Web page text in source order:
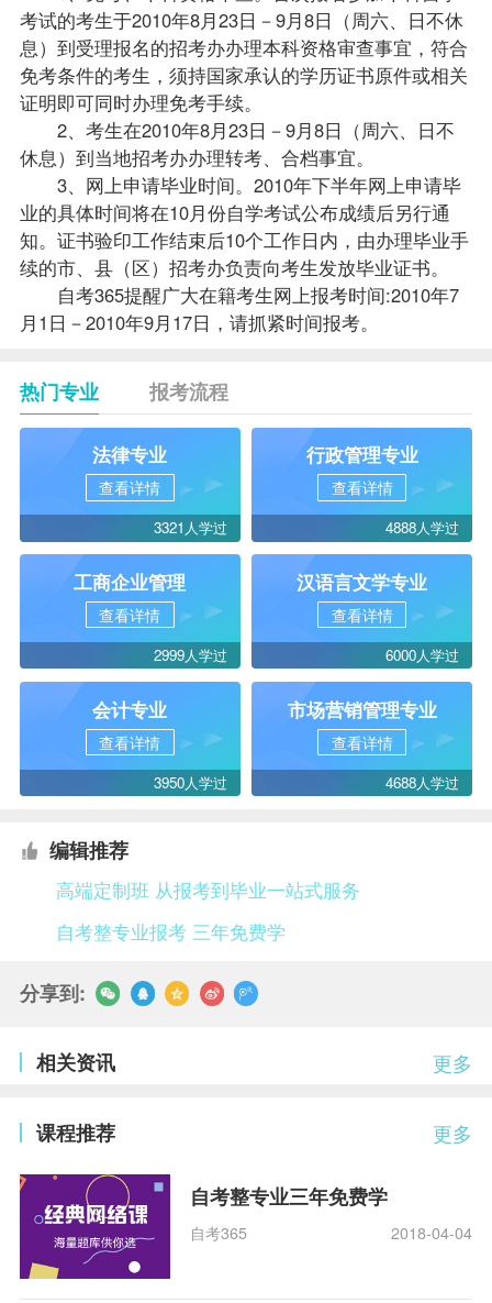
考试的考生于2010年8月23日－9月8日（周六、日不休
息）到受理报名的招考办办理本科资格审查事宜，符合
免考条件的考生，须持国家承认的学历证书原件或相关
证明即可同时办理免考手续。
2、考生在2010年8月23日－9月8日（周六、日不
休息）到当地招考办办理转考、合档事宜。
3、网上申请毕业时间。2010年下半年网上申请毕
业的具体时间将在10月份自学考试公布成绩后另行通
知。证书验印工作结束后10个工作日内，由办理毕业手
续的市、县（区）招考办负责向考生发放毕业证书。
自考365提醒广大在籍考生网上报考时间:2010年7
月1日－2010年9月17日，请抓紧时间报考。
热门专业 报考流程
法律专业
查看详情
3321人学过
行政管理专业
查看详情
4888人学过
工商企业管理
查看详情
2999人学过
汉语言文学专业
查看详情
6000人学过
会计专业
查看详情
3950人学过
市场营销管理专业
查看详情
4688人学过
编辑推荐
高端定制班 从报考到毕业一站式服务
自考整专业报考 三年免费学
分享到:
更多
相关资讯
更多
课程推荐
自考整专业三年免费学
自考365 2018-04-04